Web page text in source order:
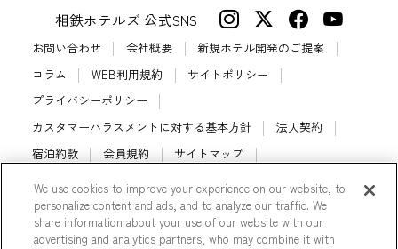
相鉄ホテルズ 公式SNS
お問い合わせ 会社概要
新規ホテル開発のご提案
コラム
WEB利用規約
サイトポリシー
プライバシーポリシー
カスタマーハラスメントに対する基本方針
法人契約
宿泊約款
会員規約
サイトマップ
相鉄ホテルズ パートナーホテル加盟募集のご案内
採用情報
Cookie Settings
We use cookies to improve your experience on our website, to
personalize content and ads, and to analyze our traffic. We
share information about your use of our website with our
advertising and analytics partners, who may combine it with